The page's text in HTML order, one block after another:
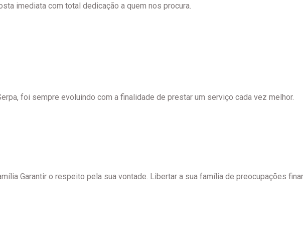
imediata com total dedicação a quem nos procura.
foi sempre evoluindo com a finalidade de prestar um serviço cada vez melhor.
Garantir o respeito pela sua vontade. Libertar a sua família de preocupações